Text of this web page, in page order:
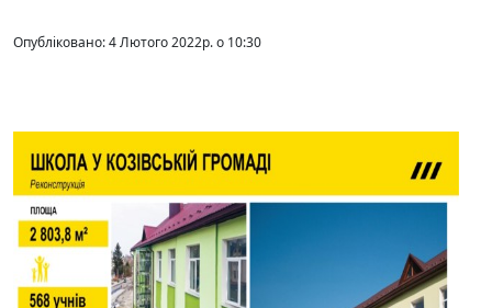
Опубліковано: 4 Лютого 2022р. о 10:30